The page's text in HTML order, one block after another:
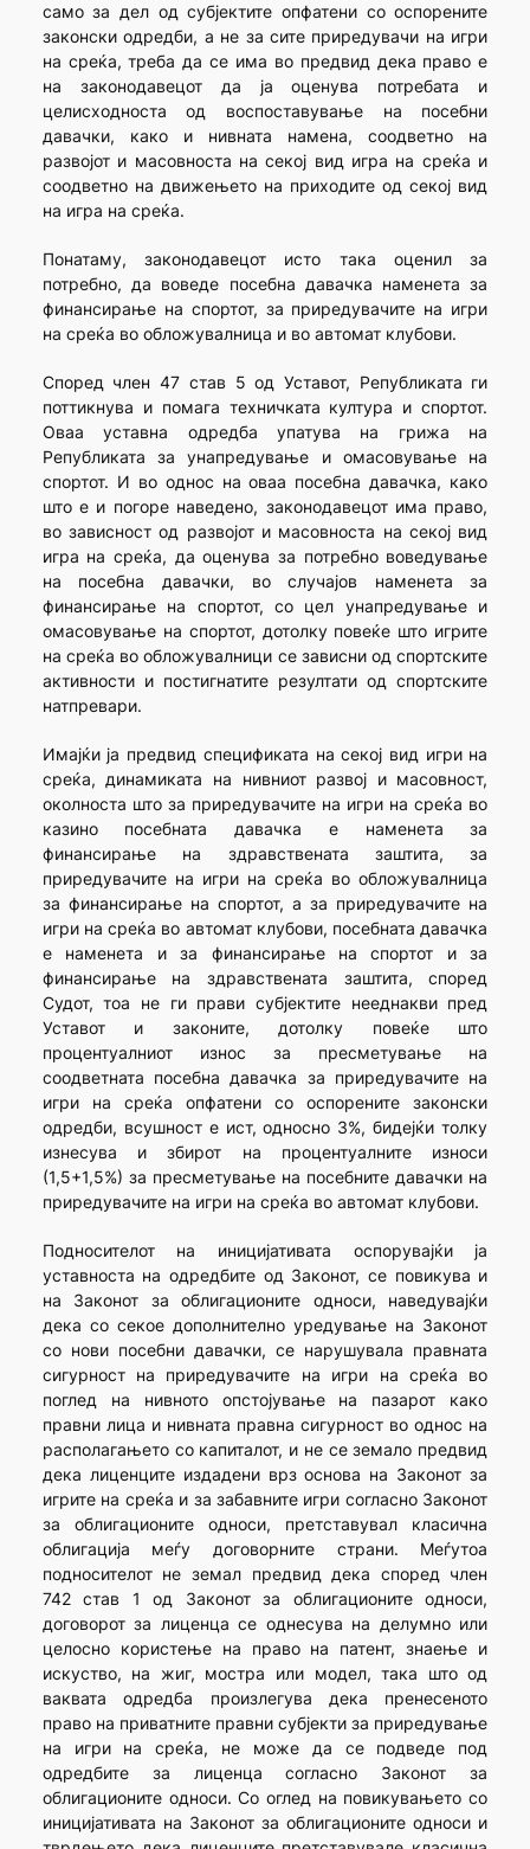
само за дел од субјектите опфатени со оспорените
законски одредби, а не за сите приредувачи на игри
на среќа, треба да се има во предвид дека право е
на законодавецот да ја оценува потребата и
целисходноста од воспоставување на посебни
давачки, како и нивната намена, соодветно на
развојот и масовноста на секој вид игра на среќа и
соодветно на движењето на приходите од секој вид
на игра на среќа.
Понатаму, законодавецот исто така оценил за
потребно, да воведе посебна давачка наменета за
финансирање на спортот, за приредувачите на игри
на среќа во обложувалница и во автомат клубови.
Според член 47 став 5 од Уставот, Републиката ги
поттикнува и помага техничката култура и спортот.
Оваа уставна одредба упатува на грижа на
Републиката за унапредување и омасовување на
спортот. И во однос на оваа посебна давачка, како
што е и погоре наведено, законодавецот има право,
во зависност од развојот и масовноста на секој вид
игра на среќа, да оценува за потребно воведување
на посебна давачки, во случајов наменета за
финансирање на спортот, со цел унапредување и
омасовување на спортот, дотолку повеќе што игрите
на среќа во обложувалници се зависни од спортските
активности и постигнатите резултати од спортските
натпревари.
Имајќи ја предвид спецификата на секој вид игри на
среќа, динамиката на нивниот развој и масовност,
околноста што за приредувачите на игри на среќа во
казино посебната давачка е наменета за
финансирање на здравствената заштита, за
приредувачите на игри на среќа во обложувалница
за финансирање на спортот, а за приредувачите на
игри на среќа во автомат клубови, посебната давачка
е наменета и за финансирање на спортот и за
финансирање на здравствената заштита, според
Судот, тоа не ги прави субјектите нееднакви пред
Уставот и законите, дотолку повеќе што
процентуалниот износ за пресметување на
соодветната посебна давачка за приредувачите на
игри на среќа опфатени со оспорените законски
одредби, всушност е ист, односно 3%, бидејќи толку
изнесува и збирот на процентуалните износи
(1,5+1,5%) за пресметување на посебните давачки на
приредувачите на игри на среќа во автомат клубови.
Подносителот на иницијативата оспорувајќи ја
уставноста на одредбите од Законот, се повикува и
на Законот за облигационите односи, наведувајќи
дека со секое дополнително уредување на Законот
со нови посебни давачки, се нарушувала правната
сигурност на приредувачите на игри на среќа во
поглед на нивното опстојување на пазарот како
правни лица и нивната правна сигурност во однос на
располагањето со капиталот, и не се земало предвид
дека лиценците издадени врз основа на Законот за
игрите на среќа и за забавните игри согласно Законот
за облигационите односи, претставувал класична
облигација меѓу договорните страни. Меѓутоа
подносителот не земал предвид дека според член
742 став 1 од Законот за облигационите односи,
договорот за лиценца се однесува на делумно или
целосно користење на право на патент, знаење и
искуство, на жиг, мостра или модел, така што од
ваквата одредба произлегува дека пренесеното
право на приватните правни субјекти за приредување
на игри на среќа, не може да се подведе под
одредбите за лиценца согласно Законот за
облигационите односи. Со оглед на повикувањето со
иницијативата на Законот за облигационите односи и